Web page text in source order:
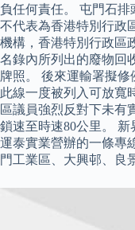
負任何責任。 屯門石
不代表為香港特別行政
機構，香港特別行政區
名錄內所列出的廢物回
牌照。 後來運輸署擬修
此線一度被列入可放寬
區議員強烈反對下未有
鎖速至時速80公里。
運泰實業營辦的一條專
門工業區、大興邨、良